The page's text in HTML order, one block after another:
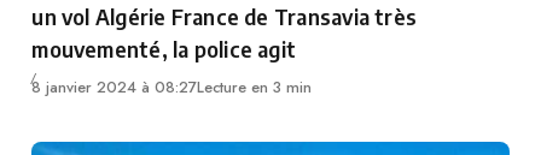
un vol Algérie France de Transavia très
mouvementé, la police agit
8 janvier 2024 à 08:27Lecture en 3 min